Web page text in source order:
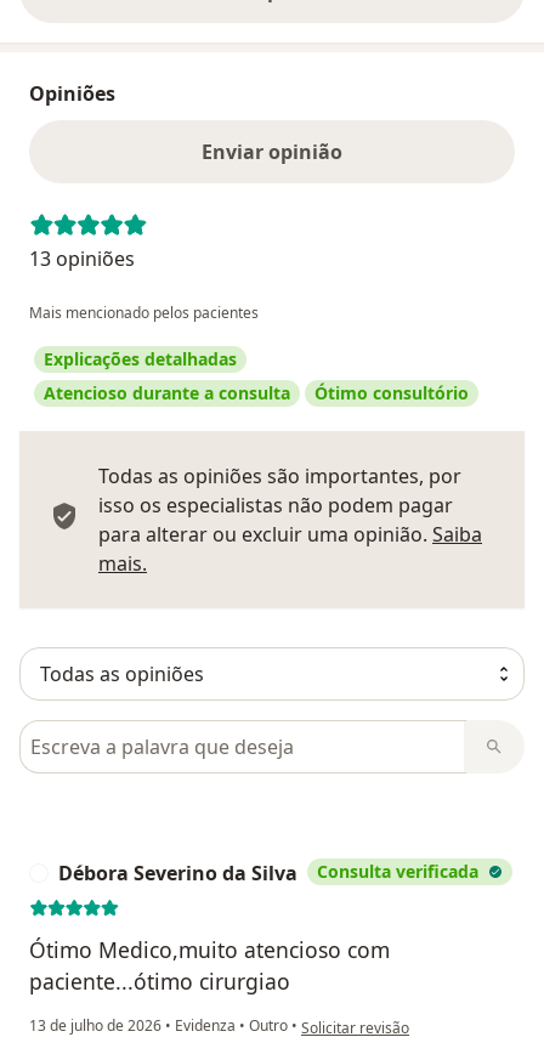
Opiniões
Enviar opinião
13 opiniões
Mais mencionado pelos pacientes
Explicações detalhadas
Atencioso durante a consulta
Ótimo consultório
Todas as opiniões são importantes, por
isso os especialistas não podem pagar
para alterar ou excluir uma opinião. Saiba
mais.
Pesquisar em opiniões
Débora Severino da Silva Consulta verificada
Ótimo Medico,muito atencioso com
paciente...ótimo cirurgiao
13 de julho de 2026 • Evidenza • Outro • na opinião do utilizador Débora
Solicitar revisão